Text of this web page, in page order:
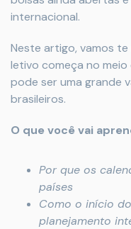
internacional.
Neste artigo, vamos
letivo começa no
pode ser uma grande
brasileiros.
O que você vai
Por que os
países
Como o início
planejamento